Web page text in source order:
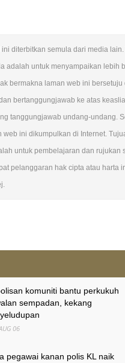
ini diterbitkan semula dari media
adalah untuk menyampaikan lebih
bermakna laman web ini bersetuju
bertanggungjawab ke atas
tanggungjawab undang-undang.
web ini dikumpulkan di Internet.
untuk pembelajaran dan rujukan
pelanggaran hak cipta atau harta
komuniti bantu perkukuh
sempadan, kekang
06
pegawai kanan polis KL naik